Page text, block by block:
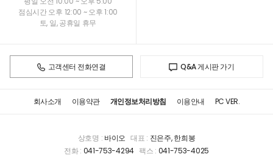
점심시간 오후 12:00 ~ 오후 1:00
토, 일, 공휴일 휴무
고객센터 전화연결 Q&A 게시판 가기
회사소개 이용약관 개인정보처리방침 이용안내 PC VER.
상호명 : 바이오 대표 : 진은주, 한희봉
전화 : 041-753-4294팩스 : 041-753-4025